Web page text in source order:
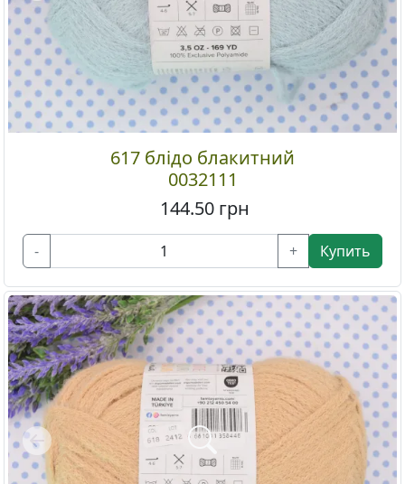
617 блідо блакитний
0032111
144.50 грн
- + Купить
Previous